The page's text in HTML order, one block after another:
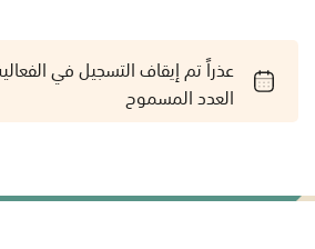
عذراً تم إيقاف التسجيل في
العدد المسموح